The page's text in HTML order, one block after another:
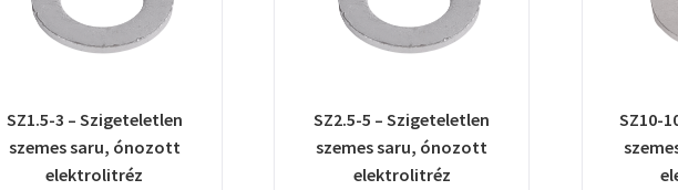
SZ1.5-3 – Szigeteletlen
szemes saru, ónozott
elektrolitréz
SZ2.5-5 – Szigeteletlen
szemes saru, ónozott
elektrolitréz
SZ10-